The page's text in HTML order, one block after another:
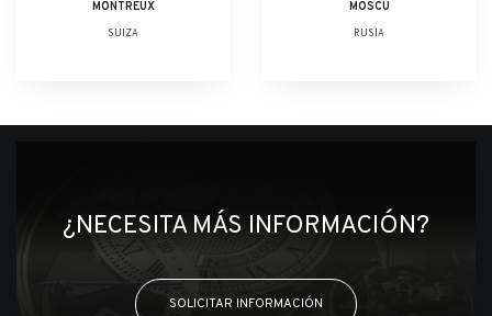
MONTREUX
SUIZA
MOSCÚ
RUSIA
¿NECESITA MÁS INFORMACIÓN?
SOLICITAR INFORMACIÓN